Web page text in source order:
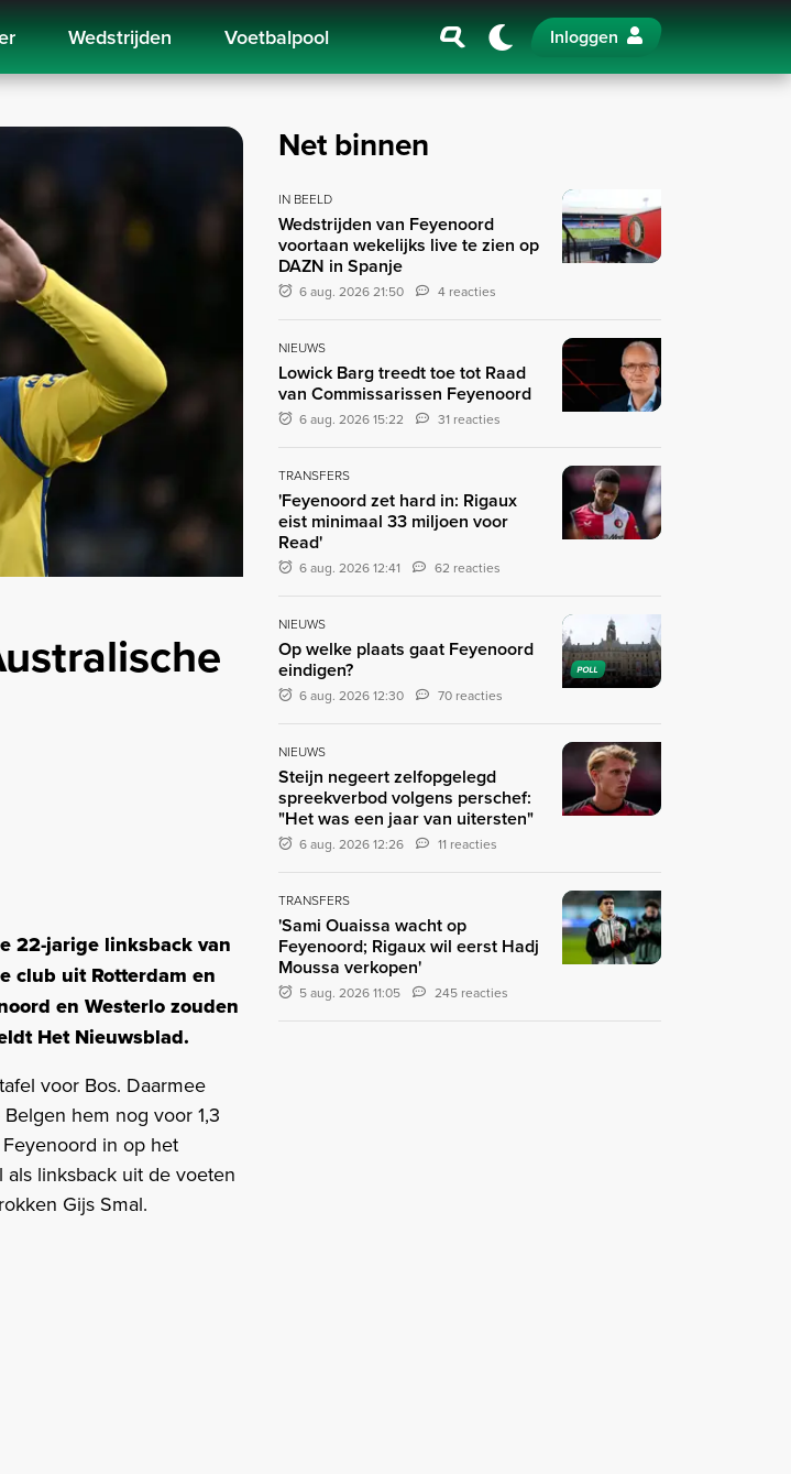
Wedstrijden Voetbalpool Inloggen
22-jarige linksback van
club uit Rotterdam en
en Westerlo zouden
Het Nieuwsblad.
voor Bos. Daarmee
hem nog voor 1,3
in op het
linksback uit de voeten
Gijs Smal.
Net binnen
IN BEELD
Wedstrijden van Feyenoord
voortaan wekelijks live te zien op
DAZN in Spanje
6 aug. 2026 21:50 4 reacties
NIEUWS
Lowick Barg treedt toe tot Raad
van Commissarissen Feyenoord
6 aug. 2026 15:22 31 reacties
TRANSFERS
'Feyenoord zet hard in: Rigaux
eist minimaal 33 miljoen voor
Read'
6 aug. 2026 12:41 62 reacties
POLL
NIEUWS
Op welke plaats gaat Feyenoord
eindigen?
6 aug. 2026 12:30 70 reacties
NIEUWS
Steijn negeert zelfopgelegd
spreekverbod volgens perschef:
"Het was een jaar van uitersten"
6 aug. 2026 12:26 11 reacties
TRANSFERS
'Sami Ouaissa wacht op
Feyenoord; Rigaux wil eerst Hadj
Moussa verkopen'
5 aug. 2026 11:05 245 reacties